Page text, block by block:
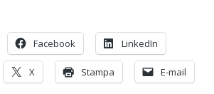
Facebook LinkedIn
X Stampa E-mail